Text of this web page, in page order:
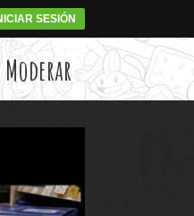
SESIÓN
Moderar